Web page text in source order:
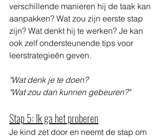
verschillende manieren hij de taak kan
aanpakken? Wat zou zijn eerste stap
zijn? Wat denkt hij te werken? Je kan
ook zelf ondersteunende tips voor
leerstrategieën geven.
"Wat denk je te doen?
"Wat zou dan kunnen gebeuren?"
Stap 5: Ik ga het proberen
Je kind zet door en neemt de stap om